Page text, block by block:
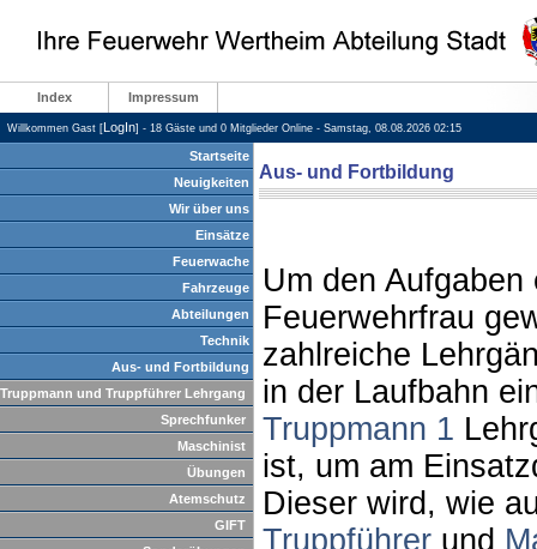
Index Impressum
Willkommen Gast [LogIn] - 18 Gäste und 0 Mitglieder Online - Samstag, 08.08.2026 02:15
Startseite
Neuigkeiten
Wir über uns
Einsätze
Feuerwache
Fahrzeuge
Abteilungen
Technik
Aus- und Fortbildung
Truppmann und Truppführer Lehrgang
Sprechfunker
Maschinist
Übungen
Atemschutz
GIFT
Aus- und Fortbildung
Um den
Feuerwehrfrau
zahlreiche
in der Laufbahn
Truppmann 1
ist, um am
Dieser wird, wie
Truppführer und